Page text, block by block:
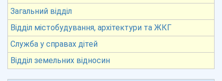
Загальний відділ
Відділ містобудування, архітектури та ЖКГ
Служба у справах дітей
Відділ земельних відносин